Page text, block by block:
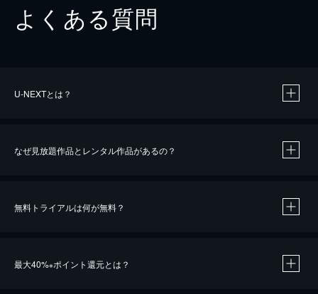
よくある質問
U-NEXTとは？
なぜ見放題作品とレンタル作品があるの？
無料トライアルは何が無料？
最大40%※ポイント還元とは？